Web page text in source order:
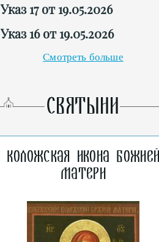
Указ 17 от 19.05.2026
Указ 16 от 19.05.2026
Смотреть больше
СВЯТЫНИ
Коложская икона
Матери